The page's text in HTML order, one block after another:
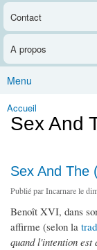
Contact
A propos
Menu
Vous êtes ici
Accueil
Sex And
Sex And The
Publié parIncarnarele
Benoît XVI, dans
affirme (selon la
quand l'intention est